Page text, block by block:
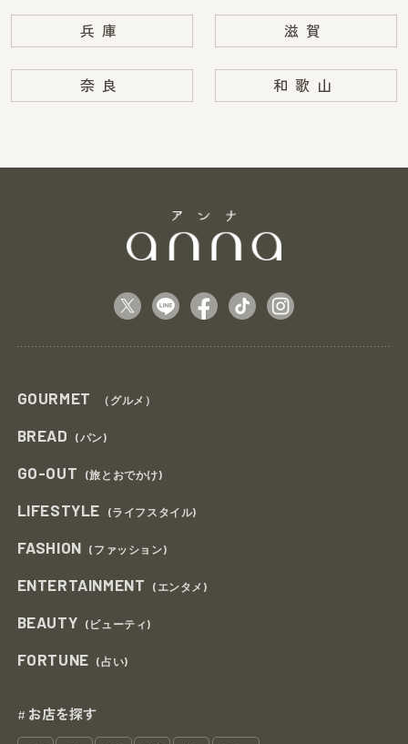
兵庫 滋賀
奈良 和歌山
GOURMET （グルメ）
BREAD (パン)
GO-OUT (旅とおでかけ)
LIFESTYLE (ライフスタイル)
FASHION (ファッション)
ENTERTAINMENT (エンタメ)
BEAUTY (ビューティ)
FORTUNE (占い)
# お店を探す